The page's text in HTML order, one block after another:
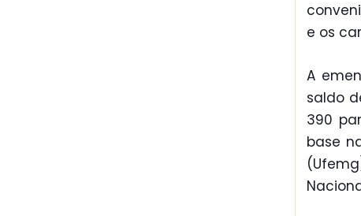
e os
A
saldo
390
base